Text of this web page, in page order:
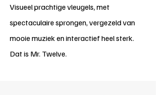
Visueel prachtige vleugels, met
spectaculaire sprongen, vergezeld van
mooie muziek en interactief heel sterk.
Dat is Mr. Twelve.